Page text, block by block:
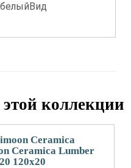
коллекции
Ceramica
Ceramica Lumber
120x20